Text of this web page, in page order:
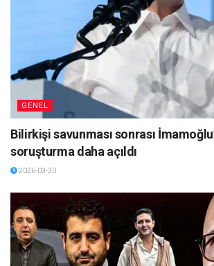
GENEL
Bilirkişi savunması sonrası
soruşturma daha açıldı
2026-03-30